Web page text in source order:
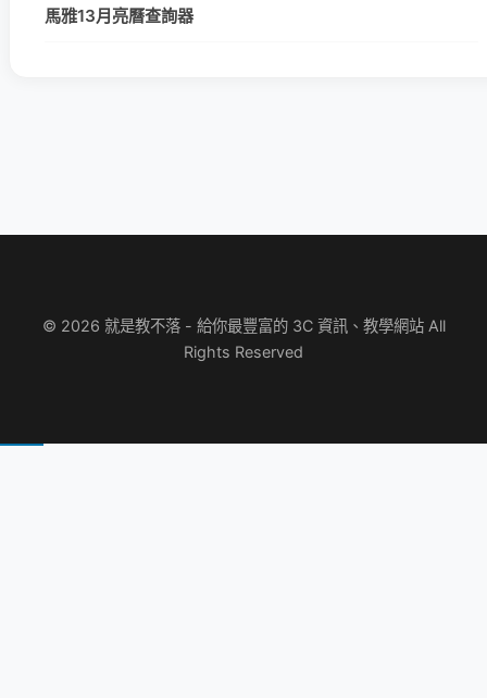
馬雅13月亮曆查詢器
© 2026 就是教不落 - 給你最豐富的 3C 資訊、教學網站 All
Rights Reserved